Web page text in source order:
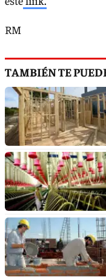
RM
TAMBIÉN TE